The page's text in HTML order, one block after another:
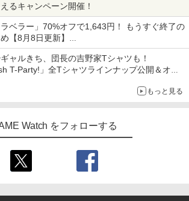
るキャンペーン開催！
ラベラー」70%オフで1,643円！ もうすぐ終了の
【8月8日更新】
ョップでは「大神 絶景版」が67%オフで990円
ャルきち、団長の吉野家Tシャツも！
T-Party!」全Tシャツラインナップ公開＆オン
もっと見る
Watch をフォローする